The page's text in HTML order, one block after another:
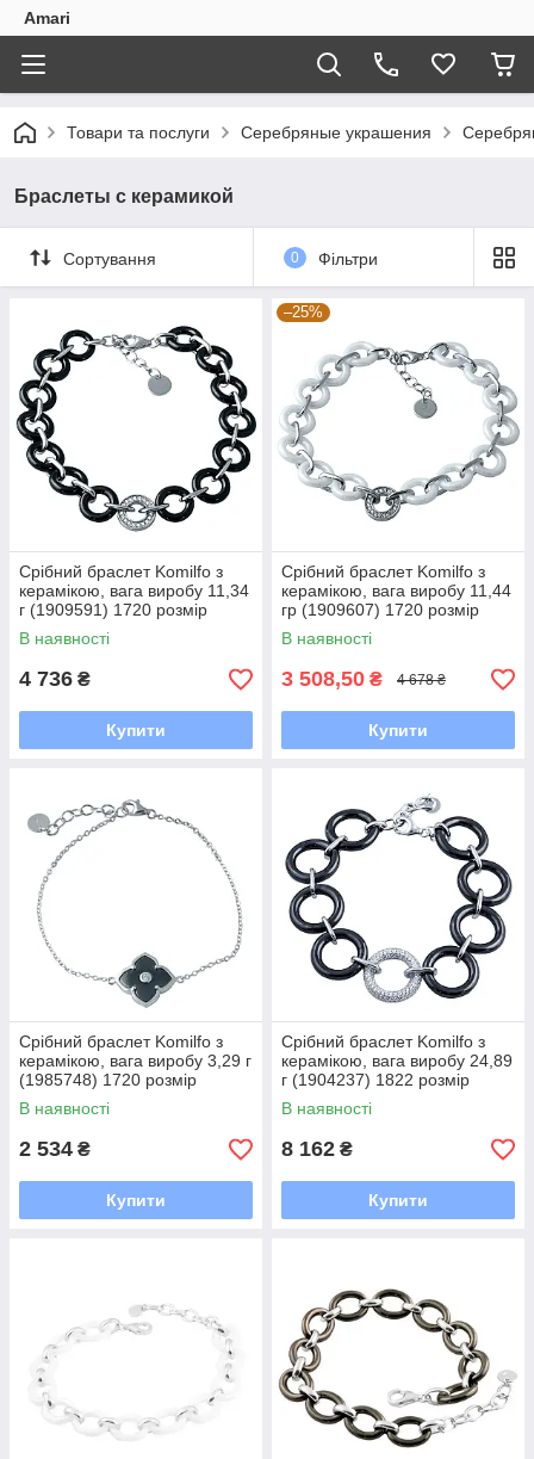
Amari
Товари та послуги Серебряные украшения
Браслеты с керамикой
Сортування 0 Фільтри
Срібний браслет Komilfo з
керамікою, вага виробу 11,34
г (1909591) 1720 розмір
11.33, 18-20см
В наявності
4 736 ₴
Купити
–25%
Срібний браслет Komilfo з
керамікою, вага виробу 11,44
гр (1909607) 1720 розмір
В наявності
3 508,50 ₴ 4 678 ₴
Купити
Срібний браслет Komilfo з
керамікою, вага виробу 3,29 г
(1985748) 1720 розмір
В наявності
2 534 ₴
Купити
Срібний браслет Komilfo з
керамікою, вага виробу 24,89
г (1904237) 1822 розмір
В наявності
8 162 ₴
Купити